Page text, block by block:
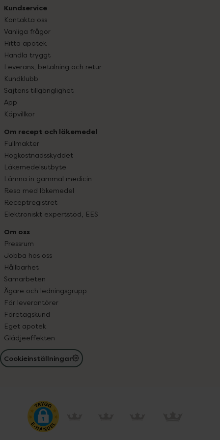
Kundservice
Kontakta oss
Vanliga frågor
Hitta apotek
Handla tryggt
Leverans, betalning och retur
Kundklubb
Sajtens tillgänglighet
App
Köpvillkor
Om recept och läkemedel
Fullmakter
Högkostnadsskyddet
Läkemedelsutbyte
Lämna in gammal medicin
Resa med läkemedel
Receptregistret
Elektroniskt expertstöd, EES
Om oss
Pressrum
Jobba hos oss
Hållbarhet
Samarbeten
Ägare och ledningsgrupp
För leverantörer
Företagskund
Eget apotek
Glädjeeffekten
Cookieinställningar